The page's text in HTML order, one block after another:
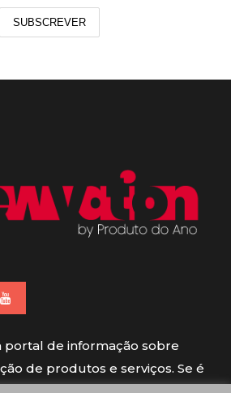
SUBSCREVER
portal de informação sobre
de produtos e serviços. Se é